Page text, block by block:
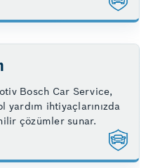
Bosch Car Service,
yardım ihtiyaçlarınızda
çözümler sunar.